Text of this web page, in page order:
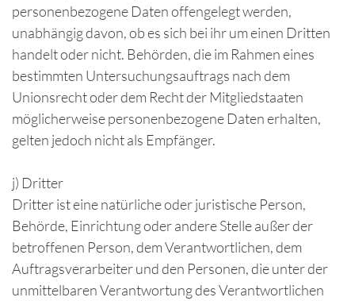
personenbezogene Daten offengelegt werden,
unabhängig davon, ob es sich bei ihr um einen Dritten
handelt oder nicht. Behörden, die im Rahmen eines
bestimmten Untersuchungsauftrags nach dem
Unionsrecht oder dem Recht der Mitgliedstaaten
möglicherweise personenbezogene Daten erhalten,
gelten jedoch nicht als Empfänger.
j) Dritter
Dritter ist eine natürliche oder juristische Person,
Behörde, Einrichtung oder andere Stelle außer der
betroffenen Person, dem Verantwortlichen, dem
Auftragsverarbeiter und den Personen, die unter der
unmittelbaren Verantwortung des Verantwortlichen